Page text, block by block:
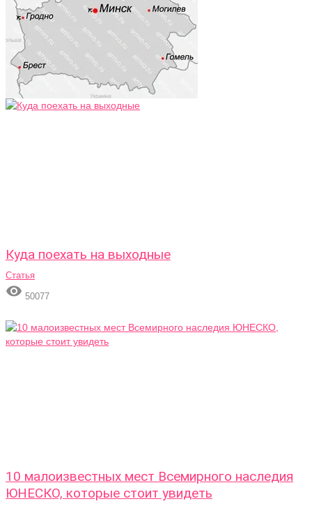
Куда поехать на выходные
Статья
 50077
10 малоизвестных мест Всемирного наследия
ЮНЕСКО, которые стоит увидеть